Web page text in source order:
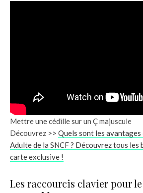
Mettre une cédille sur un Ç majuscule
Découvrez >> Quels sont les
Adulte de la SNCF ? Découvrez tous les
carte exclusive !
Les raccourcis clavier pour